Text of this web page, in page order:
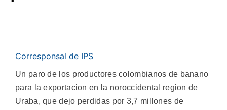
Corresponsal de IPS
Un paro de los productores colombianos de banano
para la exportacion en la noroccidental region de
Uraba, que dejo perdidas por 3,7 millones de